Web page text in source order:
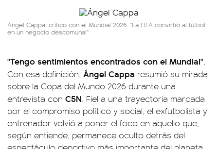
Ángel Cappa, crítico con el Mundial 2026: "La FIFA convirtió al fútbol
en un negocio descomunal"
"Tengo sentimientos encontrados con el Mundial".
Con esa definición, Ángel Cappa resumió su mirada
sobre la Copa del Mundo 2026 durante una
entrevista con C5N. Fiel a una trayectoria marcada
por el compromiso político y social, el exfutbolista y
entrenador volvió a poner el foco en aquello que,
según entiende, permanece oculto detrás del